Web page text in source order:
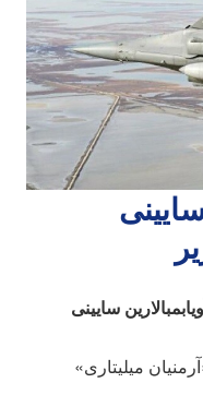
سایینی
میلیتاری»